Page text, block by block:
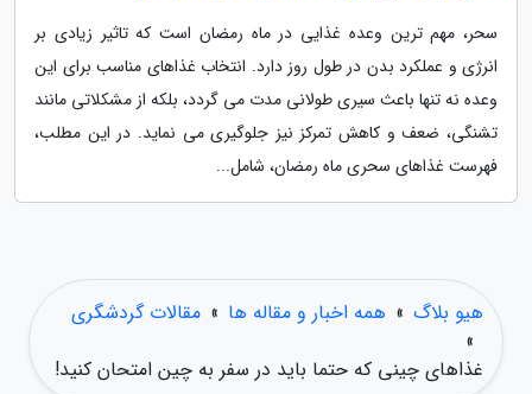
سحر، مهم ترین وعده غذایی در ماه رمضان است که تاثیر زیادی بر
انرژی و عملکرد بدن در طول روز دارد. انتخاب غذاهای مناسب برای این
وعده نه تنها باعث سیری طولانی مدت می گردد، بلکه از مشکلاتی مانند
تشنگی، ضعف و کاهش تمرکز نیز جلوگیری می نماید. در این مطلب،
فهرست غذاهای سحری ماه رمضان، شامل...
هیو بلاگ » همه اخبار و مقاله ها » مقالات گردشگری
»
غذاهای چینی که حتما باید در سفر به چین امتحان کنید!